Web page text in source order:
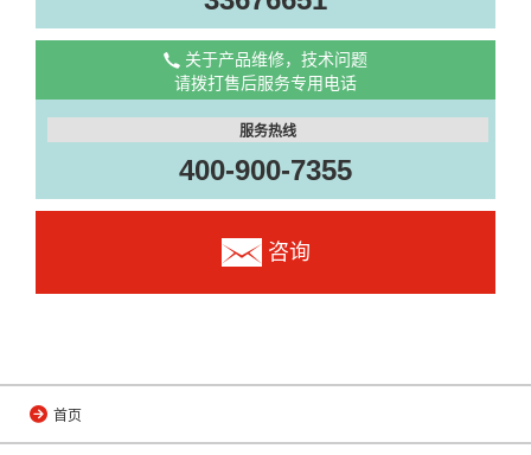
关于产品维修，技术问题
请拨打售后服务专用电话
服务热线
400-900-7355
咨询
首页